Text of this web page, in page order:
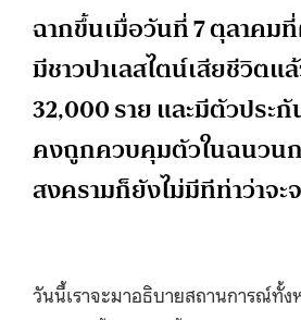
ฉากขึ้นเมื่อวันที่ 7 ตุลาคม
มีชาวปาเลสไตน์เสียชีวิตแ
32,000 ราย และมีตัวประ
คงถูกควบคุมตัวในฉนวน
สงครามก็ยังไม่มีทีท่าว่าจะ
วันนี้เราจะมาอธิบายสถานการณ์ทั้ง